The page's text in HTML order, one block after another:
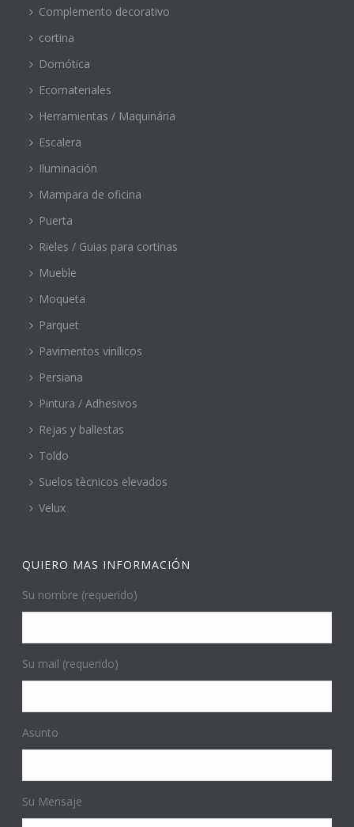
Complemento decorativo
cortina
Domótica
Ecomateriales
Herramientas / Maquinária
Escalera
Iluminación
Mampara de oficina
Puerta
Rieles / Guias para cortinas
Mueble
Moqueta
Parquet
Pavimentos vinílicos
Persiana
Pintura / Adhesivos
Rejas y ballestas
Toldo
Suelos tècnicos elevados
Velux
QUIERO MAS INFORMACIÓN
Su nombre (requerido)
Su mail (requerido)
Asunto
Su Mensaje